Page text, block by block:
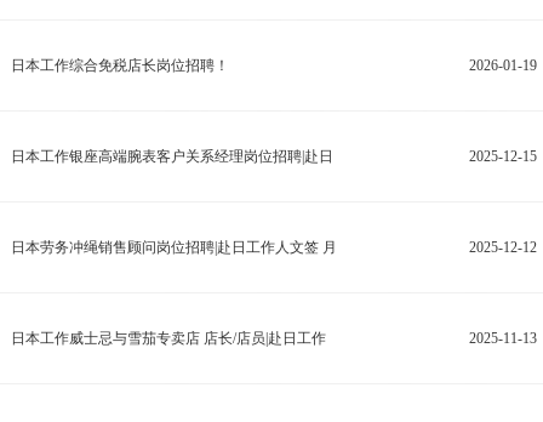
日本工作综合免税店长岗位招聘！ 2026-01-19
日本工作银座高端腕表客户关系经理岗位招聘|赴日 2025-12-15
日本劳务冲绳销售顾问岗位招聘|赴日工作人文签 月 2025-12-12
日本工作威士忌与雪茄专卖店 店长/店员|赴日工作 2025-11-13